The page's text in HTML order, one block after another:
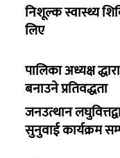
निशूल्क स्वास्थ्य
लिए
पालिका अध्यक्ष
बनाउने प्रतिवद्धता
जनउत्थान
सुनुवाई कार्यक्रम